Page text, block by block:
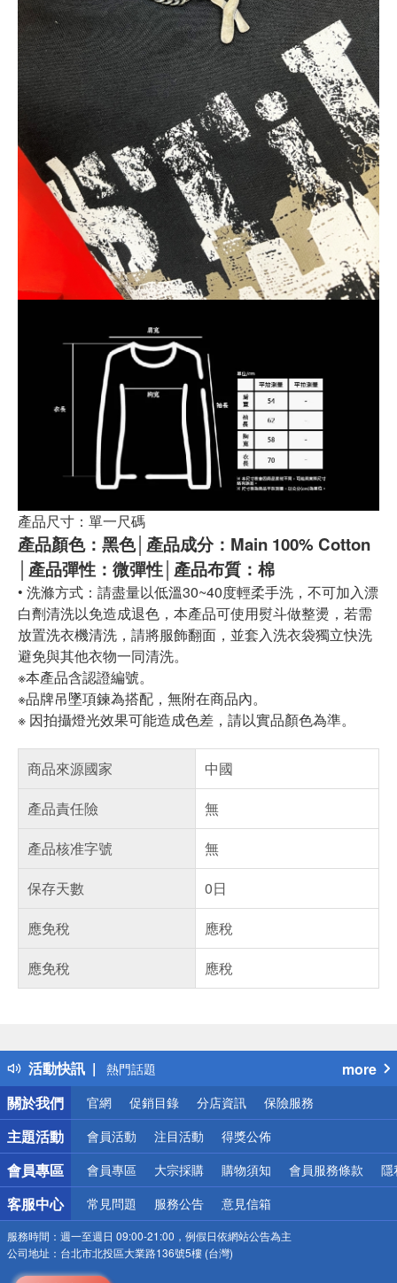
產品尺寸：單一尺碼
產品顏色：黑色│產品成分：Main 100% Cotton
│產品彈性：微彈性│產品布質：棉
• 洗滌方式：請盡量以低溫30~40度輕柔手洗，不可加入漂
白劑清洗以免造成退色，本產品可使用熨斗做整燙，若需
放置洗衣機清洗，請將服飾翻面，並套入洗衣袋獨立快洗
避免與其他衣物一同清洗。
※本產品含認證編號。
※品牌吊墜項鍊為搭配，無附在商品內。
※ 因拍攝燈光效果可能造成色差，請以實品顏色為準。
商品來源國家
中國
產品責任險
無
產品核准字號
無
保存天數
0日
應免稅
應稅
應免稅
應稅
活動快訊
得獎公告
熱門話題
銀行優惠
偏遠地區配送
詐騙網頁！請小心！
more
關於我們
官網 促銷目錄 分店資訊 保險服務
主題活動 會員活動 注目活動 得獎公佈
會員專區 會員專區 大宗採購 購物須知 會員服務條款 隱
客服中心 常見問題 服務公告 意見信箱
服務時間： 週一至週日 09:00-21:00，例假日依網站公告為主
公司地址： 台北市北投區大業路136號5樓 (台灣)